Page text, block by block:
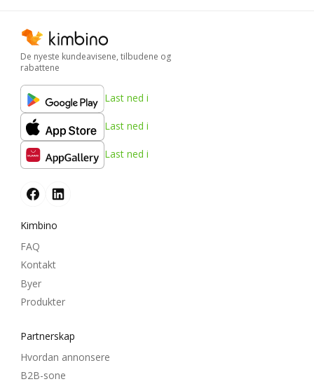
De nyeste kundeavisene, tilbudene og
rabattene
Last ned i
Last ned i
Last ned i
Kimbino
FAQ
Kontakt
Byer
Produkter
Partnerskap
Hvordan annonsere
B2B-sone